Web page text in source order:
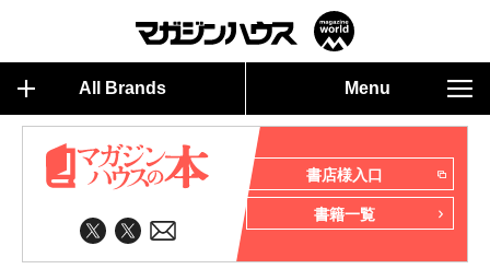
All Brands Menu
書店様入口
書籍一覧